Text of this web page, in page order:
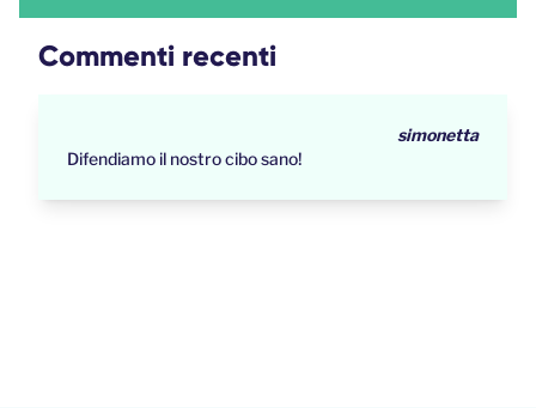
Commenti recenti
simonetta
Difendiamo il nostro cibo sano!